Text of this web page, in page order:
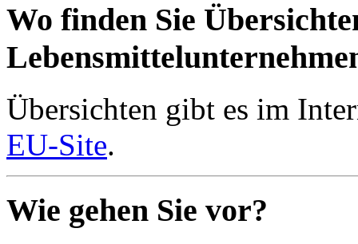
Wo finden Sie
Übersichten gibt es im
EU-Site.
Wie gehen Sie vor?